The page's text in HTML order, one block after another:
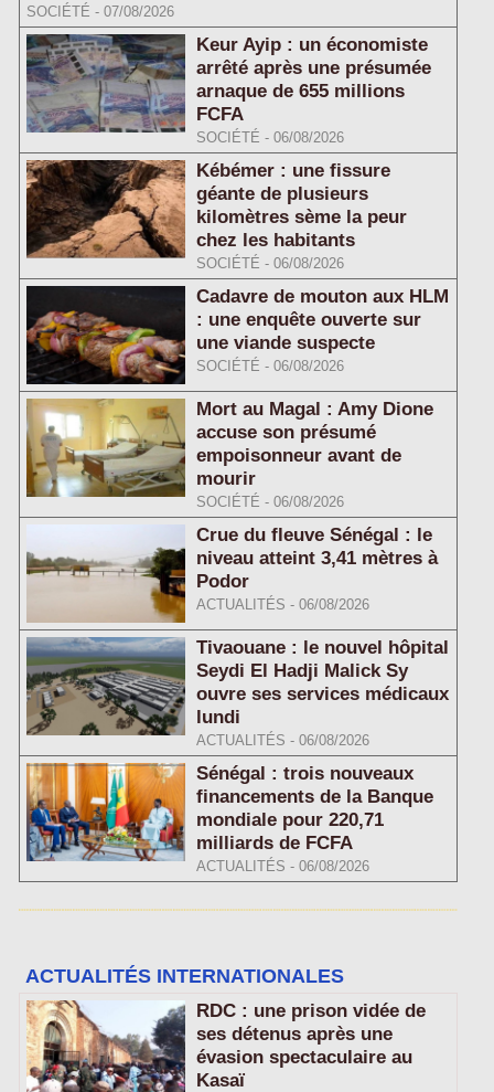
SOCIÉTÉ - 07/08/2026
Keur Ayip : un économiste
arrêté après une présumée
arnaque de 655 millions
FCFA
SOCIÉTÉ - 06/08/2026
Kébémer : une fissure
géante de plusieurs
kilomètres sème la peur
chez les habitants
SOCIÉTÉ - 06/08/2026
Cadavre de mouton aux HLM
: une enquête ouverte sur
une viande suspecte
SOCIÉTÉ - 06/08/2026
Mort au Magal : Amy Dione
accuse son présumé
empoisonneur avant de
mourir
SOCIÉTÉ - 06/08/2026
Crue du fleuve Sénégal : le
niveau atteint 3,41 mètres à
Podor
ACTUALITÉS - 06/08/2026
Tivaouane : le nouvel hôpital
Seydi El Hadji Malick Sy
ouvre ses services médicaux
lundi
ACTUALITÉS - 06/08/2026
Sénégal : trois nouveaux
financements de la Banque
mondiale pour 220,71
milliards de FCFA
ACTUALITÉS - 06/08/2026
ACTUALITÉS INTERNATIONALES
RDC : une prison vidée de
ses détenus après une
évasion spectaculaire au
Kasaï